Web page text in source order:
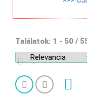
Találatok: 1 - 50 /